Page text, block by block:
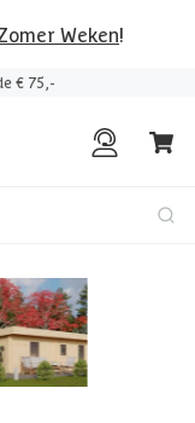
Weken!
€ 75,-